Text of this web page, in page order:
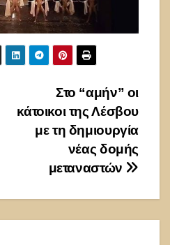
Στο “αμήν” οι
κάτοικοι της Λέσβου
με τη δημιουργία
νέας δομής
μεταναστών